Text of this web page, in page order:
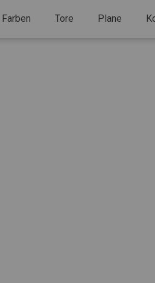
Farben Tore Plane